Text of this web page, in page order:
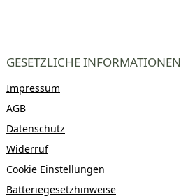
GESETZLICHE INFORMATIONEN
Impressum
AGB
Datenschutz
Widerruf
Cookie Einstellungen
Batteriegesetzhinweise